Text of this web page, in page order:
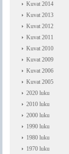
Kuvat 2014
Kuvat 2013
Kuvat 2012
Kuvat 2011
Kuvat 2010
Kuvat 2009
Kuvat 2006
Kuvat 2005
2020 luku
2010 luku
2000 luku
1990 luku
1980 luku
1970 luku